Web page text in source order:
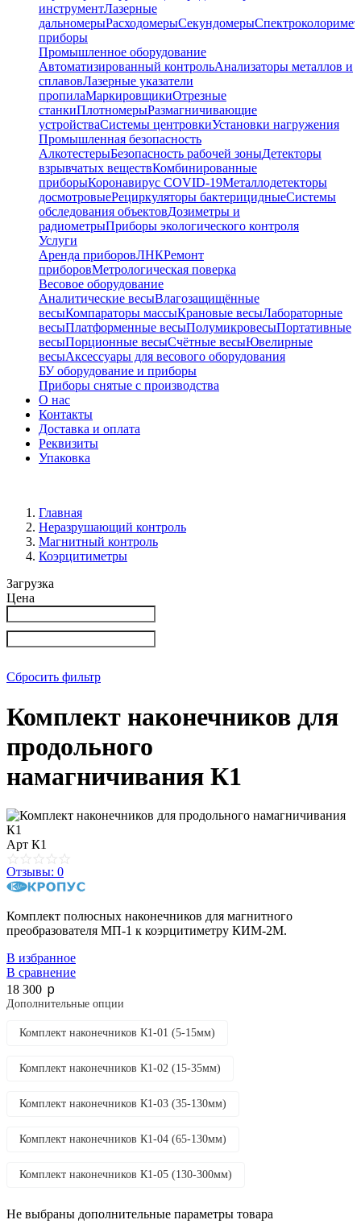
инструментЛазерные
дальномерыРасходомерыСекундомеры
приборы
Промышленное оборудование
Автоматизированный контрольАнализаторы металлов и
сплавовЛазерные указатели
пропилаМаркировщикиОтрезные
станкиПлотномерыРазмагничивающие
устройстваСистемы центровкиУстановки нагружения
Промышленная безопасность
АлкотестерыБезопасность рабочей зоныДетекторы
взрывчатых веществКомбинированные
приборыКоронавирус COVID-19Металлодетекторы
досмотровыеРециркуляторы бактерицидныеСистемы
обследования объектовДозиметры и
радиометрыПриборы экологического контроля
Услуги
Аренда приборовЛНКРемонт
приборовМетрологическая поверка
Весовое оборудование
Аналитические весыВлагозащищённые
весыКомпараторы массыКрановые весыЛабораторные
весыПлатформенные весыПолумикровесыПортативные
весыПорционные весыСчётные весыЮвелирные
весыАксессуары для весового оборудования
БУ оборудование и приборы
Приборы снятые с производства
О нас
Контакты
Доставка и оплата
Реквизиты
Упаковка
Главная
Неразрушающий контроль
Магнитный контроль
Коэрцитиметры
Загрузка
Цена
Сбросить фильтр
Комплект наконечников для
продольного
намагничивания К1
Арт К1
Отзывы: 0
Комплект полюсных наконечников для магнитного
преобразователя МП-1 к коэрцитиметру КИМ-2М.
В избранное
В сравнение
18 300 p
Дополнительные опции
Комплект наконечников К1-01 (5-15мм)
Комплект наконечников К1-02 (15-35мм)
Комплект наконечников К1-03 (35-130мм)
Комплект наконечников К1-04 (65-130мм)
Комплект наконечников К1-05 (130-300мм)
Не выбраны дополнительные параметры товара